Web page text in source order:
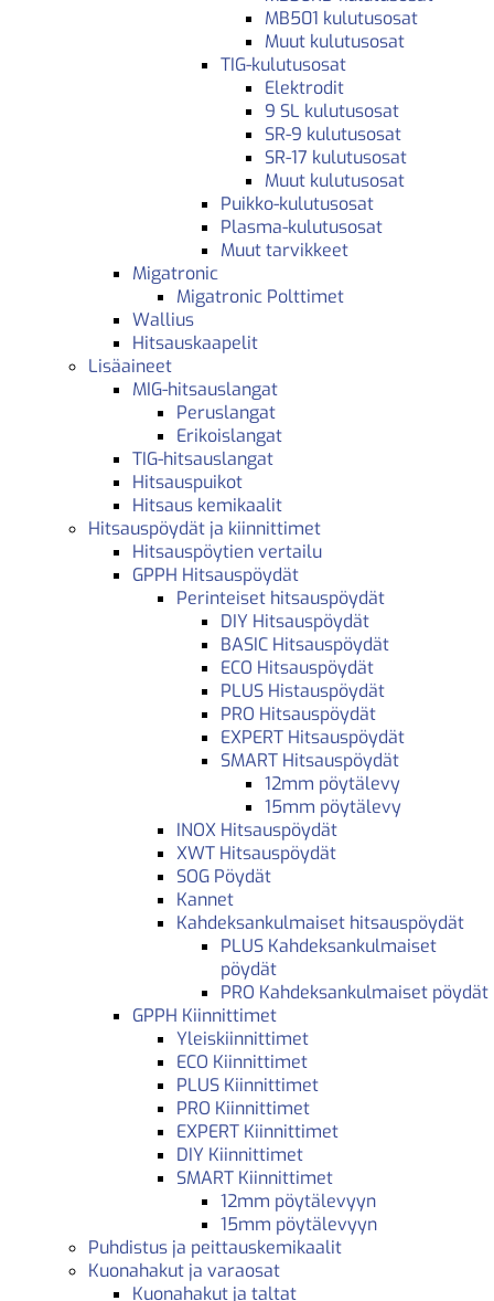
MB501 kulutusosat
Muut kulutusosat
TIG-kulutusosat
Elektrodit
9 SL kulutusosat
SR-9 kulutusosat
SR-17 kulutusosat
Muut kulutusosat
Puikko-kulutusosat
Plasma-kulutusosat
Muut tarvikkeet
Migatronic
Migatronic Polttimet
Wallius
Hitsauskaapelit
Lisäaineet
MIG-hitsauslangat
Peruslangat
Erikoislangat
TIG-hitsauslangat
Hitsauspuikot
Hitsaus kemikaalit
Hitsauspöydät ja kiinnittimet
Hitsauspöytien vertailu
GPPH Hitsauspöydät
Perinteiset hitsauspöydät
DIY Hitsauspöydät
BASIC Hitsauspöydät
ECO Hitsauspöydät
PLUS Histauspöydät
PRO Hitsauspöydät
EXPERT Hitsauspöydät
SMART Hitsauspöydät
12mm pöytälevy
15mm pöytälevy
INOX Hitsauspöydät
XWT Hitsauspöydät
SOG Pöydät
Kannet
Kahdeksankulmaiset hitsauspöydät
PLUS Kahdeksankulmaiset
pöydät
PRO Kahdeksankulmaiset pöydät
GPPH Kiinnittimet
Yleiskiinnittimet
ECO Kiinnittimet
PLUS Kiinnittimet
PRO Kiinnittimet
EXPERT Kiinnittimet
DIY Kiinnittimet
SMART Kiinnittimet
12mm pöytälevyyn
15mm pöytälevyyn
Puhdistus ja peittauskemikaalit
Kuonahakut ja varaosat
Kuonahakut ja taltat